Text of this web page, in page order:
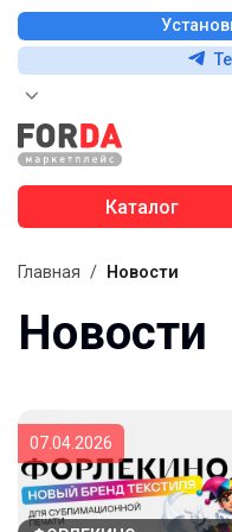
Каталог
Главная / Новости
Новости
07.04.2026